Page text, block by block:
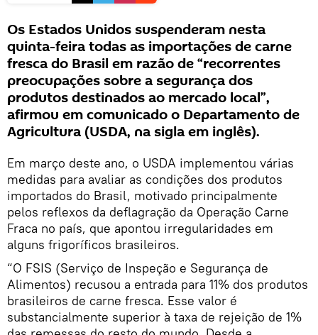
Os Estados Unidos suspenderam nesta
quinta-feira todas as importações de carne
fresca do Brasil em razão de “recorrentes
preocupações sobre a segurança dos
produtos destinados ao mercado local”,
afirmou em comunicado o Departamento de
Agricultura (USDA, na sigla em inglês).
Em março deste ano, o USDA implementou várias
medidas para avaliar as condições dos produtos
importados do Brasil, motivado principalmente
pelos reflexos da deflagração da Operação Carne
Fraca no país, que apontou irregularidades em
alguns frigoríficos brasileiros.
“O FSIS (Serviço de Inspeção e Segurança de
Alimentos) recusou a entrada para 11% dos produtos
brasileiros de carne fresca. Esse valor é
substancialmente superior à taxa de rejeição de 1%